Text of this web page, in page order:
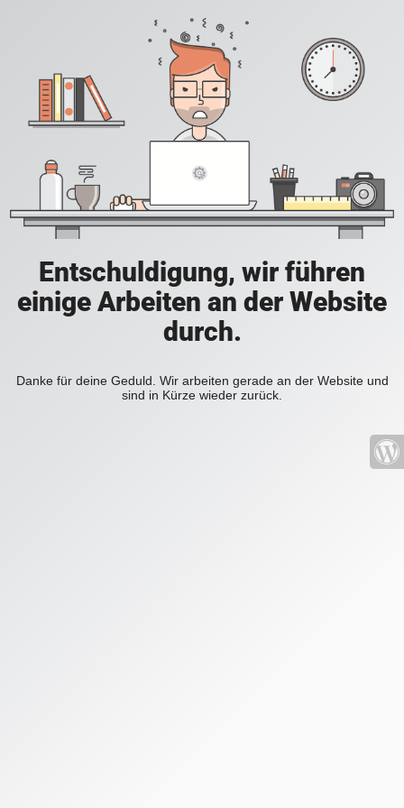
Entschuldigung, wir führen
einige Arbeiten an der Website
durch.
Danke für deine Geduld. Wir arbeiten gerade an der Website und
sind in Kürze wieder zurück.